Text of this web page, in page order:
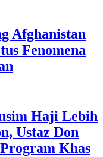
Afghanistan
Fenomena
Haji Lebih
Ustaz Don
Khas